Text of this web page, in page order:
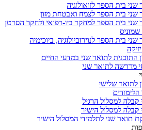
שני בית הספר לזואולוגיה
שני בית הספר לצמח ואבטחת מזון
שני בית הספר למחקר ביו-רפואי ולחקר הסרטן
שני בית הספר לנוירוביולוגיה, ביוכימיה
התוכנית לתואר שני במדעי החיים
מדרשה לתואר שני
לתואר שלישי
קבלה למסלול הרגיל
קבלה למסלול הישיר
תואר שני לתלמידי המסלול הישיר